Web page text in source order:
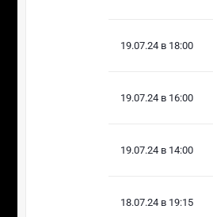
19.07.24 в 18:00
19.07.24 в 16:00
19.07.24 в 14:00
18.07.24 в 19:15